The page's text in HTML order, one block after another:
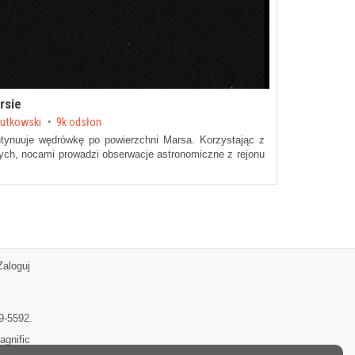
9k odsłon
wędrówkę po powierzchni Marsa. Korzystając z
nocami prowadzi obserwacje astronomiczne z rejonu
5592.